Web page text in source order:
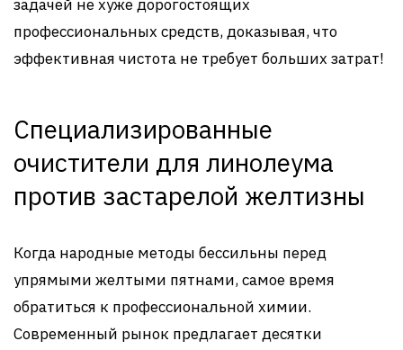
задачей не хуже дорогостоящих
профессиональных средств, доказывая, что
эффективная чистота не требует больших затрат!
Специализированные
очистители для линолеума
против застарелой желтизны
Когда народные методы бессильны перед
упрямыми желтыми пятнами, самое время
обратиться к профессиональной химии.
Современный рынок предлагает десятки